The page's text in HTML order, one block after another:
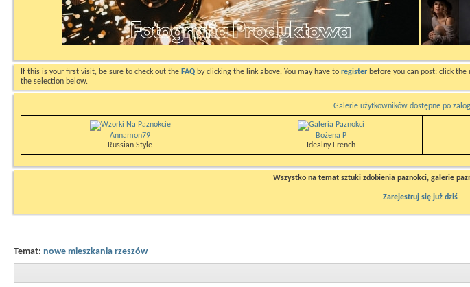
If this is your first visit, be sure to check out the FAQ by clicking the link above. You may have to register before you can post: click
the selection below.
Galerie użytkowników dostępne po
Annamon79
Russian Style
Bożena P
Idealny French
Wszystko na temat sztuki zdobienia paznokci, galerie
Zarejestruj się już dziś
Temat: nowe mieszkania rzeszów